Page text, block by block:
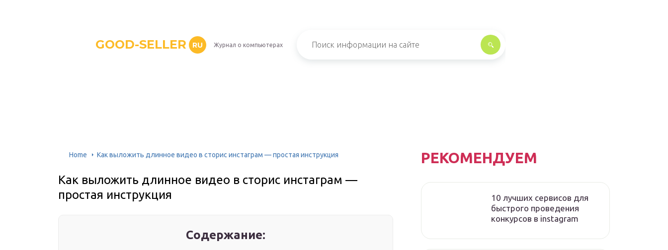
GOOD-SELLER RU Журнал о компьютерах
Home Как выложить длинное видео в сторис инстаграм — простая инструкция
Как выложить длинное видео в сторис инстаграм —
простая инструкция
Содержание:
РЕКОМЕНДУЕМ
10 лучших сервисов для
быстрого проведения
конкурсов в instagram